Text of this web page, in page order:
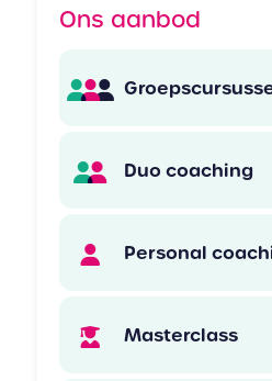
Ons aanbod
Duo coaching
Personal
Masterclass